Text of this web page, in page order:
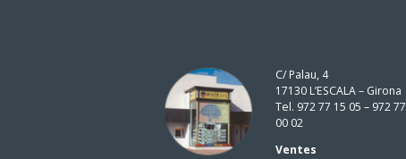
C/ Palau, 4
17130 L’ESCALA – Girona
Tel. 972 77 15 05 – 972 77
00 02
Ventes